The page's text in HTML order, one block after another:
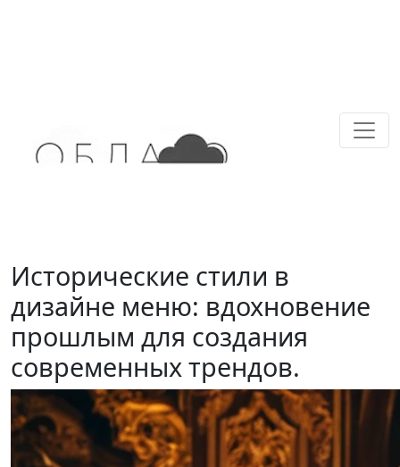
Исторические стили в
дизайне меню: вдохновение
прошлым для создания
современных трендов.